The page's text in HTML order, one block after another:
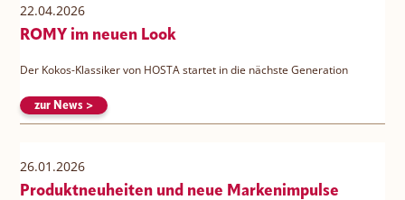
22.04.2026
ROMY im neuen Look
Der Kokos-Klassiker von HOSTA startet in die nächste Generation
zur News >
26.01.2026
Produktneuheiten und neue Markenimpulse